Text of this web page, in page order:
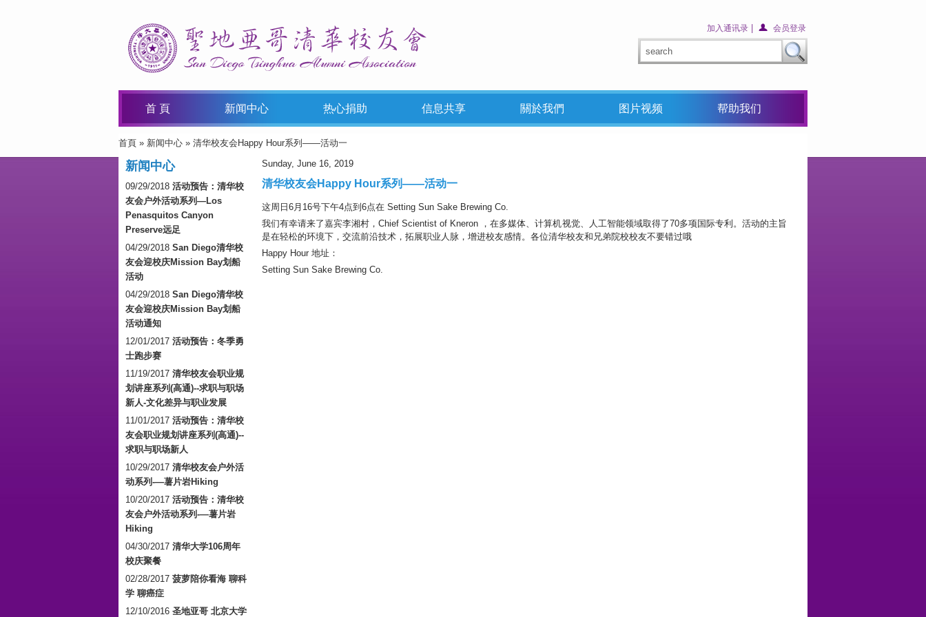
加入通讯录 会员登录
首 頁 新闻中心 热心捐助 信息共享 關於我們 图片视频 帮助我们
You Are Here
首頁 » 新闻中心 » 清华校友会Happy Hour系列——活动一
新闻中心
09/29/2018 活动预告：清华校
友会户外活动系列—Los
Penasquitos Canyon
Preserve远足
04/29/2018 San Diego清华校
友会迎校庆Mission Bay划船
活动
04/29/2018 San Diego清华校
友会迎校庆Mission Bay划船
活动通知
12/01/2017 活动预告：冬季勇
士跑步赛
11/19/2017 清华校友会职业规
划讲座系列(高通)--求职与职场
新人-文化差异与职业发展
11/01/2017 活动预告：清华校
友会职业规划讲座系列(高通)--
求职与职场新人
10/29/2017 清华校友会户外活
动系列-—薯片岩Hiking
10/20/2017 活动预告：清华校
友会户外活动系列-—薯片岩
Hiking
04/30/2017 清华大学106周年
校庆聚餐
02/28/2017 菠萝陪你看海 聊科
学 聊癌症
12/10/2016 圣地亚哥 北京大学
Sunday, June 16, 2019
清华校友会Happy Hour系列——活动一
这周日6月16号下午4点到6点在 Setting Sun Sake Brewing Co.
我们有幸请来了嘉宾李湘村，Chief Scientist of Kneron ，在多媒体、计算机视觉、人工智能领域取得了70多项国际专利。活动的主旨
是在轻松的环境下，交流前沿技术，拓展职业人脉，增进校友感情。各位清华校友和兄弟院校校友不要错过哦
Happy Hour 地址：
Setting Sun Sake Brewing Co.